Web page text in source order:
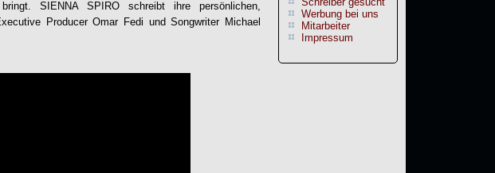
Werbung bei uns
Mitarbeiter
Impressum
SIENNA SPIROschreibt ihre persönlichen,
Producer Omar Fedi und Songwriter Michael